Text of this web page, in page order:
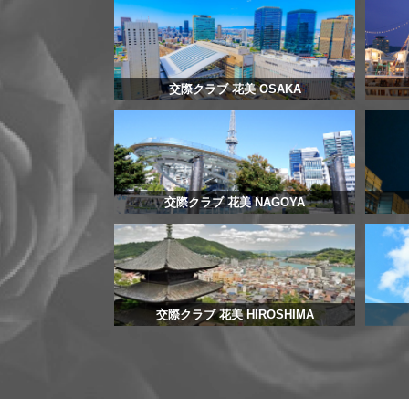
交際クラブ 花美 OSAKA
交際クラブ 花美 NAGOYA
交際クラブ 花美 HIROSHIMA